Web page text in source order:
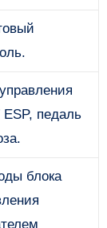
ESP, педаль
блока